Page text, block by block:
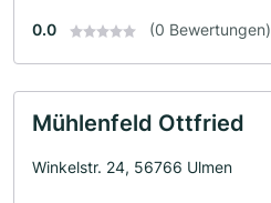
0.0 (0 Bewertungen)
Mühlenfeld Ottfried
Winkelstr. 24, 56766 Ulmen